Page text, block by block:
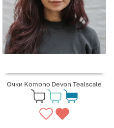
Очки Komono Devon Tealscale